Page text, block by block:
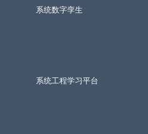
系统数字孪生
系统工程学习平台